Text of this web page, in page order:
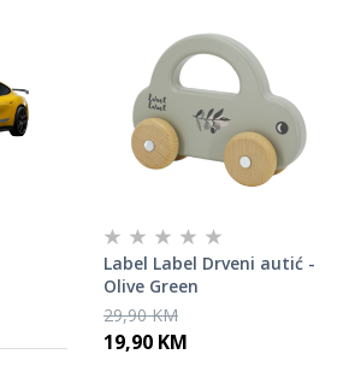
Label Label Drveni autić -
Olive Green
29,90 KM
19,90 KM